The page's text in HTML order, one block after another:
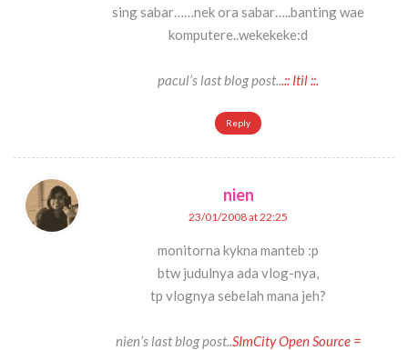
sing sabar……nek ora sabar…..banting wae
komputere..wekekeke:d
pacul’s last blog post...:: Itil ::.
Reply
nien
23/01/2008 at 22:25
monitorna kykna manteb :p
btw judulnya ada vlog-nya,
tp vlognya sebelah mana jeh?
nien’s last blog post..SImCity Open Source =